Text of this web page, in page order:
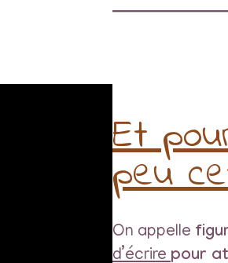
Et
peu
On appelle
d’écrirepour